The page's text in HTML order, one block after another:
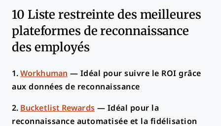
10 Liste restreinte des meilleures
plateformes de reconnaissance
des employés
1. Workhuman — Idéal pour suivre le ROI grâce
aux données de reconnaissance
2. Bucketlist Rewards — Idéal pour la
reconnaissance automatisée et la fidélisation